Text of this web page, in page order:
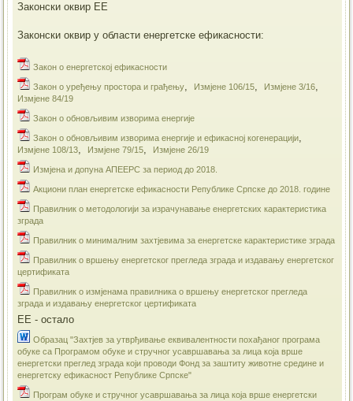
Законски оквир ЕЕ
Законски оквир у области енергетске ефикасности:
Закон о енергетској ефикасности
Закон о уређењу простора и грађењу, Измјене 106/15, Измјене 3/16,
Измјене 84/19
​Закон о обновљивим изворима енергије
​Закон о обновљивим изворима енергије и ефикасној когенерацији,
Измјене 108/13, Измјене 79/15, Измјене 26/19
Измјена и допуна АПЕЕРС за период до 2018.
Акциони план енергетске ефикасности Републике Српске до 2018. године
Правилник о методологији за израчунавање енергетских карактеристика
зграда
Правилник о минималним захтјевима за енергетске карактеристике зграда
Правилник о вршењу енергетског прегледа зграда и издавању енергетског
цертификата
Правилник о измјенама правилника о вршењу енергетског прегледа
зграда и издавању енергетског цертификата
ЕЕ - остало
Образац "Захтјев за утврђивање еквивалентности похађаног програма
обуке са Програмом обуке и стручног усавршавања за лица која врше
енергетски преглед зграда који проводи Фонд за заштиту животне средине и
енергетску ефикасност Републике Српске"
Програм обуке и стручног усавршавања за лица која врше енергетски